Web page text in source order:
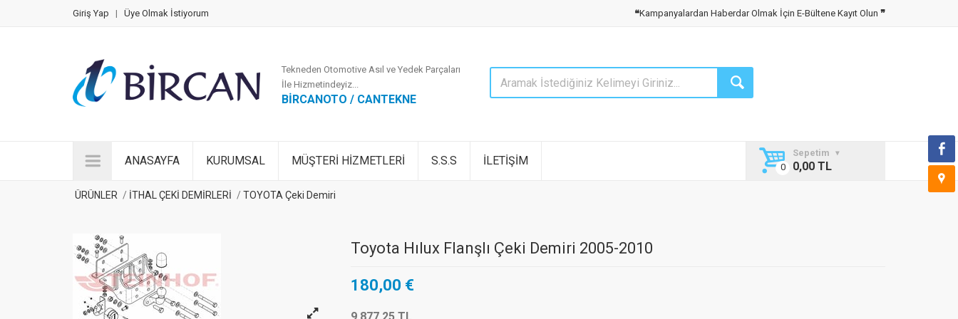
Giriş Yap | Üye Olmak İstiyorum ❝Kampanyalardan Haberdar Olmak İçin E-Bültene Kayıt Olun ❞
Tekneden Otomotive Asıl ve Yedek Parçaları
İle Hizmetindeyiz...
BİRCANOTO / CANTEKNE
ANASAYFA KURUMSAL MÜŞTERİ HİZMETLERİ S.S.S İLETİŞİM
Sepetim
0,00 TL
ÜRÜNLER İTHAL ÇEKİ DEMİRLERİ TOYOTA Çeki Demiri
Toyota Hılux Flanşlı Çeki Demiri 2005-2010
180,00 €